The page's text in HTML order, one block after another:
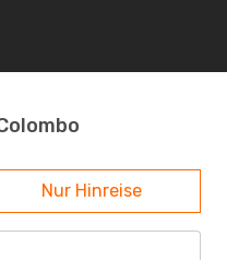
Nur Hinreise